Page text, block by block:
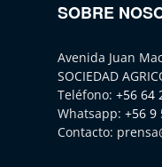
SOBRE
Avenida Juan
SOCIEDAD
Teléfono: +56 64
Whatsapp: +56 9
Contacto: